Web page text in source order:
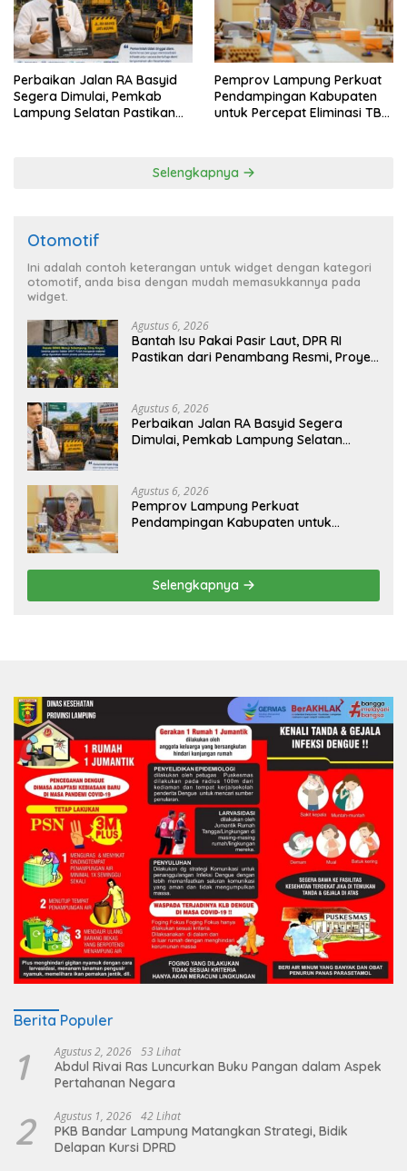
Perbaikan Jalan RA Basyid
Segera Dimulai, Pemkab
Lampung Selatan Pastikan
Pemprov Lampung Perkuat
Pendampingan Kabupaten
untuk Percepat Eliminasi TBC
Selengkapnya
Otomotif
Ini adalah contoh keterangan untuk widget dengan kategori
otomotif, anda bisa dengan mudah memasukkannya pada
widget.
Agustus 6, 2026
Bantah Isu Pakai Pasir Laut, DPR RI
Pastikan dari Penambang Resmi, Proyek
Agustus 6, 2026
Perbaikan Jalan RA Basyid Segera
Dimulai, Pemkab Lampung Selatan
Agustus 6, 2026
Pemprov Lampung Perkuat
Pendampingan Kabupaten untuk
Selengkapnya
Berita Populer
1 Agustus 2, 2026 53 Lihat
Abdul Rivai Ras Luncurkan Buku Pangan dalam Aspek
Pertahanan Negara
2 Agustus 1, 2026 42 Lihat
PKB Bandar Lampung Matangkan Strategi, Bidik
Delapan Kursi DPRD